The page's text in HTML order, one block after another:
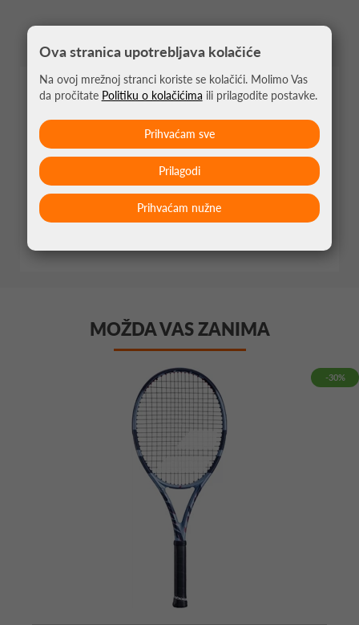
PERFORMANSE
KONTROLA
SNAGA
MOŽDA VAS ZANIMA
-30%
Ova stranica upotrebljava kolačiće
Na ovoj mrežnoj stranci koriste se kolačići. Molimo Vas
da pročitate Politiku o kolačićima ili prilagodite postavke.
Prihvaćam nužne
Prilagodi
Prihvaćam sve